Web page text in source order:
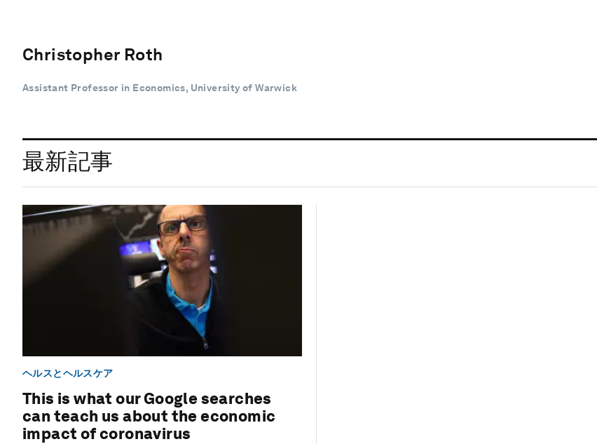
Christopher Roth
Assistant Professor in Economics, University of Warwick
最新記事
ヘルスとヘルスケア
This is what our Google searches
can teach us about the economic
impact of coronavirus